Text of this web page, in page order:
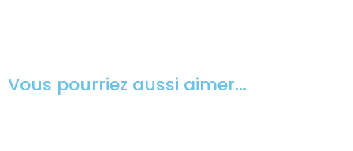
Vous pourriez aussi aimer…